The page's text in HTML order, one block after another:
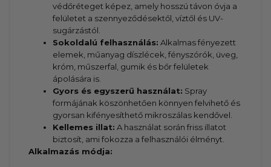
védőréteget képez, amely hosszú távon óvja a
felületet a szennyeződésektől, víztől és UV-
sugárzástól.
Sokoldalú felhasználás: Alkalmas fényezett
elemek, műanyag díszlécek, fényszórók, üveg,
króm, műszerfal, gumik és bőr felületek
ápolására is.
Gyors és egyszerű használat: Spray
formájának köszönhetően könnyen felvihető és
gyorsan kifényesíthető mikroszálas kendővel.
Kellemes illat: A használat során friss illatot
biztosít, ami fokozza a felhasználói élményt.
Alkalmazás módja: